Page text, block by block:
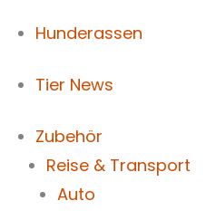
Hunderassen
Tier News
Zubehör
Reise & Transport
Auto